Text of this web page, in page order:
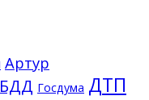
Артур
Госдума ДТП